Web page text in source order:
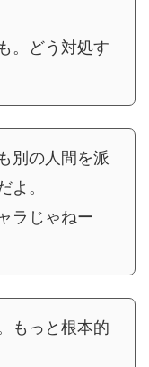
。どう対処す
別の人間を派
よ。
ラじゃねー
もっと根本的